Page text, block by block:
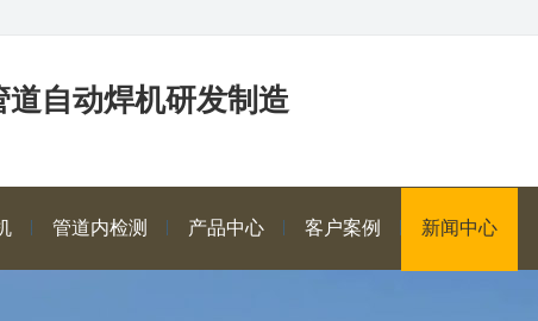
道自动焊机研发制造
管道内检测 产品中心 客户案例 新闻中心